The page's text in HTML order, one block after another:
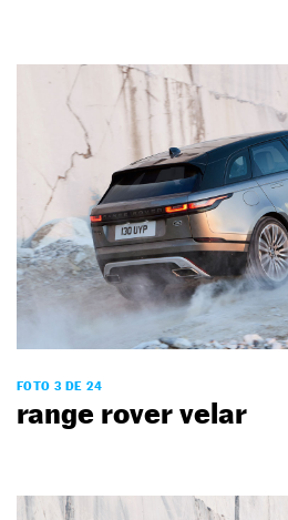
FOTO 3 DE 24
range rover velar